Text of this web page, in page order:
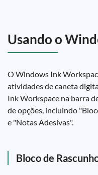
Usando o
O Windows Ink
atividades de caneta
Ink Workspace na barra
de opções, incluindo
e "Notas Adesivas".
Bloco de